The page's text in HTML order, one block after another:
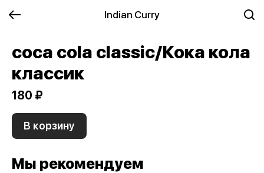
Indian Curry
coca cola classic/Кока кола
классик
180 ₽
В корзину
Мы рекомендуем